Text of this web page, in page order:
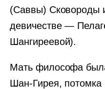
(Саввы) Сковороды
девичестве —
Шангиреевой).
Мать философа
Шан-Гирея, потомка